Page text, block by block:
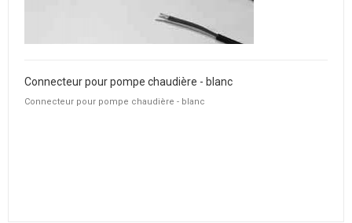
Connecteur pour pompe chaudière - blanc
Connecteur pour pompe chaudière - blanc